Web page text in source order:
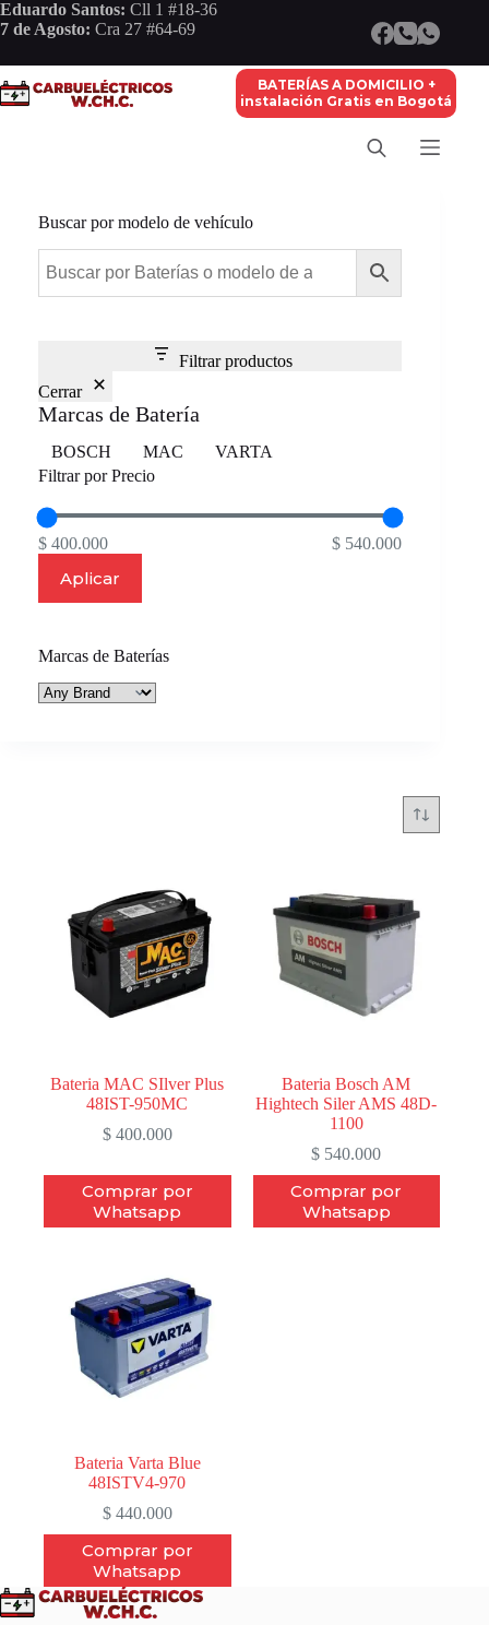
Saltar
al
Eduardo Santos: Cll 1 #18-36
7 de Agosto: Cra 27 #64-69
BATERÍAS A DOMICILIO +
instalación Gratis en Bogotá
Bateria MAC SIlver Plus
48IST-950MC
$400.000
Comprar por
Whatsapp
Bateria Bosch AM
Hightech Siler AMS 48D-
1100
$ 540.000
Comprar por
Whatsapp
Bateria Varta Blue
48ISTV4-970
$440.000
Comprar por
Whatsapp
Buscar por modelo de vehículo
Filtrar productos
Cerrar
Marcas de Batería
Marca
BOSCH MAC
VARTA
Filtrar por Precio
$ 400.000 $ 540.000
Aplicar
Marcas de Baterías